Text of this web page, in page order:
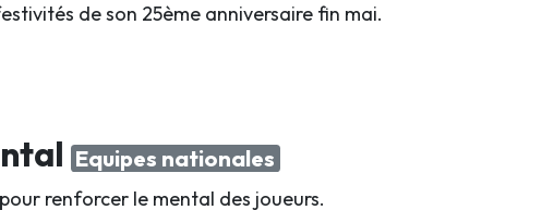
de son 25ème anniversaire fin mai.
Equipes nationales
renforcer le mental des joueurs.